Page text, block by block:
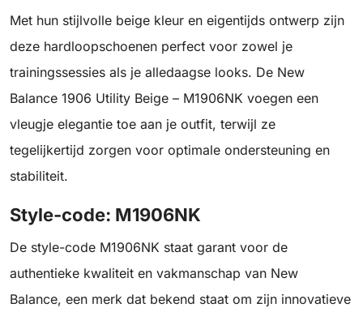
Met hun stijlvolle beige kleur en eigentijds ontwerp zijn
deze hardloopschoenen perfect voor zowel je
trainingssessies als je alledaagse looks. De New
Balance 1906 Utility Beige – M1906NK voegen een
vleugje elegantie toe aan je outfit, terwijl ze
tegelijkertijd zorgen voor optimale ondersteuning en
stabiliteit.
Style-code: M1906NK
De style-code M1906NK staat garant voor de
authentieke kwaliteit en vakmanschap van New
Balance, een merk dat bekend staat om zijn innovatieve